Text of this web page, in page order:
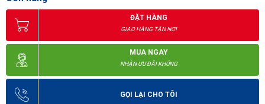
ĐẶT HÀNG
GIAO HÀNG TẬN NƠI
MUA NGAY
NHẬN ƯU ĐÃI KHỦNG
GỌI LẠI CHO TÔI